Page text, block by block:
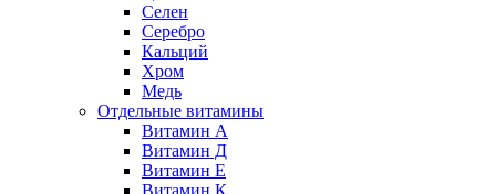
Селен
Серебро
Кальций
Хром
Медь
Отдельные витамины
Витамин А
Витамин Д
Витамин Е
Витамин К